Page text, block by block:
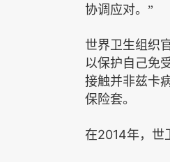
协调 应对。 ”
世界卫生组织
以保护自己免
接触并非兹卡
保险套。
在2014年， 世